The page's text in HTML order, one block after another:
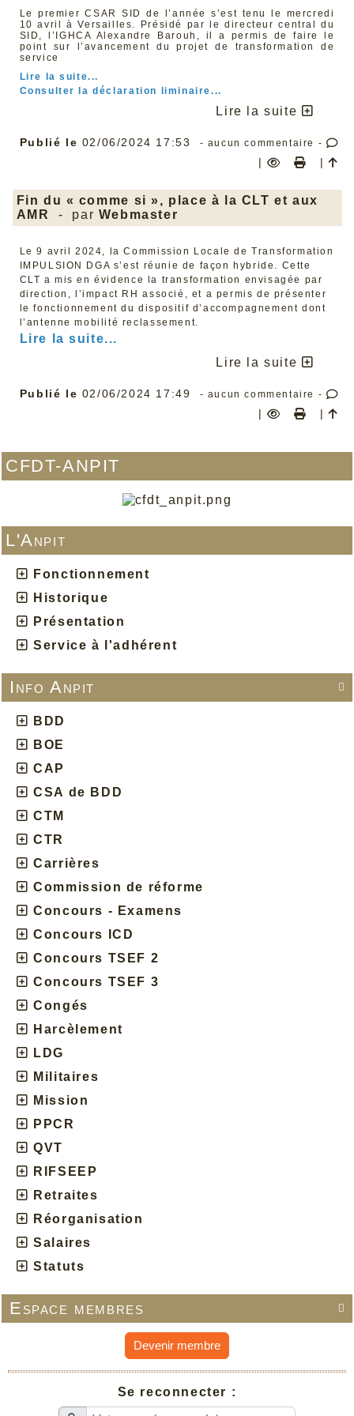
CFDT-ANPIT
L'Anpit
Fonctionnement
Historique
Présentation
Service à l'adhérent

Info Anpit
BDD
BOE
CAP
CSA de BDD
CTM
CTR
Carrières
Commission de réforme
Concours - Examens
Concours ICD
Concours TSEF 2
Concours TSEF 3
Congés
Harcèlement
LDG
Militaires
Mission
PPCR
QVT
RIFSEEP
Retraites
Réorganisation
Salaires
Statuts

Espace membres
Devenir membre
Se reconnecter :
Il ne faut pas être grand clerc pour penser que céder
aux sirènes du repli national serait extrêmement
dangereux pour l’Europe, et, en particulier, pour les
travailleurs et les travailleuses. L’expérience du Brexit
en est la preuve. Une fois sorti de l’UE, le Royaume-Uni
dépendant.
pas vers un budget européen à hauteur des ambitions
développement d’une Taxation européenne juste.
investissements publics, notamment pour la
transition écologique juste,
L’introduction d’une conditionnalité sociale et
environnementale dans l’obtention ou l’accession à
L'Europe n'est certes pas parfaite mais elle est
essentielle pour construire un avenir plus écologique,
plus démocratique, plus protecteur, plus social. Fidèle à
son histoire et à ses valeurs, la CFDT Défense s’associe
à sa confédération en continuant de militer pour une
Europe fraternelle et progressiste. Nous n'avons pas
besoin de moins d'Europe mais de mieux d'Europe.
Alors le 9 juin, votons pour l'Europe et pour une Europe
Le premier CSAR SID de l’année s’est tenu le mercredi
10 avril à Versailles. Présidé par le directeur central du
SID, l’IGHCA Alexandre Barouh, il a permis de faire le
point sur l’avancement du projet de transformation de
service
Lire la suite...
Consulter la déclaration liminaire...
Lire la suite
Publié le 02/06/2024 17:53 - aucun commentaire -
| |
Fin du « comme si », place à la CLT et aux
AMR
- par Webmaster
Le 9 avril 2024, la Commission Locale de Transformation
IMPULSION DGA s’est réunie de façon hybride. Cette
CLT a mis en évidence la transformation envisagée par
direction, l’impact RH associé, et a permis de présenter
le fonctionnement du dispositif d’accompagnement dont
l’antenne mobilité reclassement.
Lire la suite...
Lire la suite
Publié le 02/06/2024 17:49 - aucun commentaire -
| |